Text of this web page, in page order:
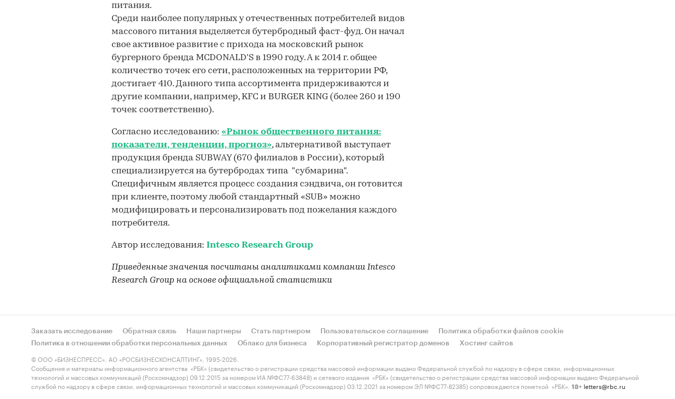
питания.
Среди наиболее популярных у отечественных потребителей видов
массового питания выделяется бутербродный фаст-фуд. Он начал
свое активное развитие с прихода на московский рынок
бургерного бренда MCDONALD'S в 1990 году. А к 2014 г. общее
количество точек его сети, расположенных на территории РФ,
достигает 410. Данного типа ассортимента придерживаются и
другие компании, например, KFC и BURGER KING (более 260 и 190
точек соответственно).
Согласно исследованию: «Рынок общественного питания:
показатели, тенденции, прогноз», альтернативой выступает
продукция бренда SUBWAY (670 филиалов в России), который
специализируется на бутербродах типа "субмарина".
Специфичным является процесс создания сэндвича, он готовится
при клиенте, поэтому любой стандартный «SUB» можно
модифицировать и персонализировать под пожелания каждого
потребителя.
Автор исследования: Intesco Research Group
Приведенные значения посчитаны аналитиками компании Intesco
Research Group на основе официальной статистики
Заказать исследование Обратная связь Наши партнеры Стать партнером Пользовательское соглашение
Политика обработки файлов cookie
Политика в отношении обработки персональных данных
Облако для бизнеса Корпоративный регистратор доменов Хостинг сайтов
© ООО «БИЗНЕСПРЕСС», АО «РОСБИЗНЕСКОНСАЛТИНГ», 1995-2026.
Сообщения и материалы информационного агентства «РБК» (свидетельство о регистрации средства массовой информации выдано Федеральной службой по надзору в сфере связи, информационных
технологий и массовых коммуникаций (Роскомнадзор) 09.12.2015 за номером ИА №ФС77-63848) и сетевого издания «РБК» (свидетельство о регистрации средства массовой информации выдано Федеральной
службой по надзору в сфере связи, информационных технологий и массовых коммуникаций (Роскомнадзор) 03.12.2021 за номером ЭЛ №ФС77-82385) сопровождаются пометкой «РБК».
18+ letters@rbc.ru